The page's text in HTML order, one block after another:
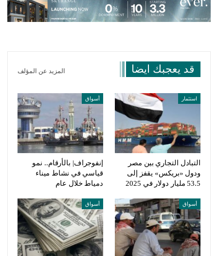
قد يعجبك ايضا المزيد عن المؤلف
استثمار
التبادل التجاري بين مصر
ودول «بريكس» يقفز إلى
53.5 مليار دولار في 2025
أسواق
إنفوجراف| بالأرقام.. نمو
قياسي في نشاط ميناء
دمياط خلال عام
أسواق أسواق